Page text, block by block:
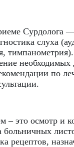
Сурдолога
слуха
необходимых
по
– это осмотр и
больничных
рецептов,